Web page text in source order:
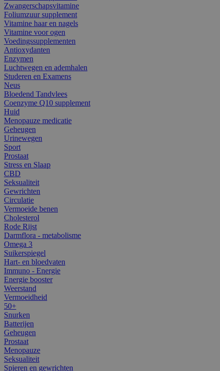
Zwangerschapsvitamine
Foliumzuur supplement
Vitamine haar en nagels
Vitamine voor ogen
Voedingssupplementen
Antioxydanten
Enzymen
Luchtwegen en ademhalen
Studeren en Examens
Neus
Bloedend Tandvlees
Coenzyme Q10 supplement
Huid
Menopauze medicatie
Geheugen
Urinewegen
Sport
Prostaat
Stress en Slaap
CBD
Seksualiteit
Gewrichten
Circulatie
Vermoeide benen
Cholesterol
Rode Rijst
Darmflora - metabolisme
Omega 3
Suikerspiegel
Hart- en bloedvaten
Immuno - Energie
Energie booster
Weerstand
Vermoeidheid
50+
Snurken
Batterijen
Geheugen
Prostaat
Menopauze
Seksualiteit
Spieren en gewrichten